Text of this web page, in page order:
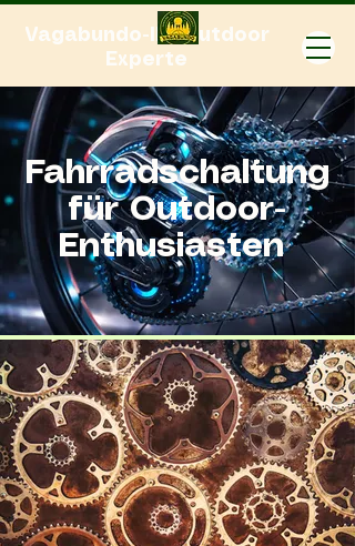
Vagabundo-Ihr Outdoor
Experte
Fahrradschaltung
für Outdoor-
Enthusiasten